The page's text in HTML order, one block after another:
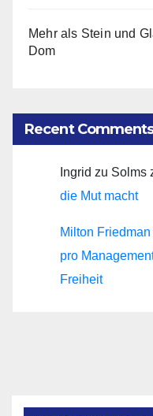
Mehr als Stein und
Dom
Recent
Ingrid zu Solms
die Mut macht
Milton
pro
Freiheit